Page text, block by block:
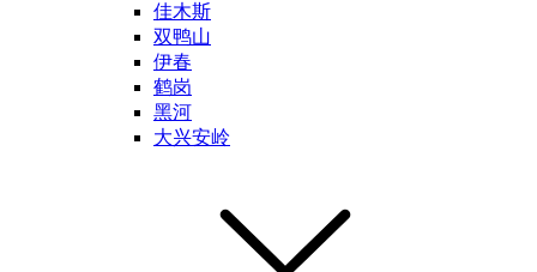
佳木斯
双鸭山
伊春
鹤岗
黑河
大兴安岭